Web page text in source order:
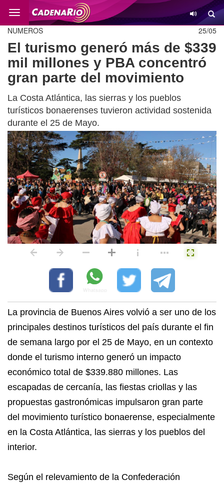
Cambio
25/05
NUMEROS
El turismo generó más de $339
mil millones y PBA concentró
gran parte del movimiento
La Costa Atlántica, las sierras y los pueblos
turísticos bonaerenses tuvieron actividad sostenida
durante el 25 de Mayo.
La provincia de Buenos Aires volvió a ser uno de los
principales destinos turísticos del país durante el fin
de semana largo por el 25 de Mayo, en un contexto
donde el turismo interno generó un impacto
económico total de $339.880 millones. Las
escapadas de cercanía, las fiestas criollas y las
propuestas gastronómicas impulsaron gran parte
del movimiento turístico bonaerense, especialmente
en la Costa Atlántica, las sierras y los pueblos del
interior.
Según el relevamiento de la Confederación